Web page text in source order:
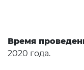
Время
2020 года.